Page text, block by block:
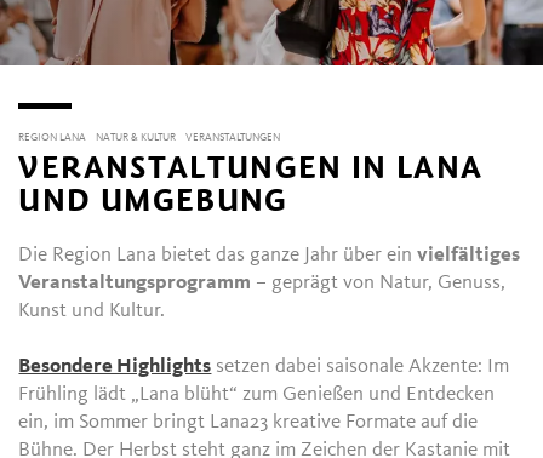
REGION LANA NATUR & KULTUR VERANSTALTUNGEN
VERANSTALTUNGEN IN LANA
UND UMGEBUNG
Die Region Lana bietet das ganze Jahr über einvielfältiges
Veranstaltungsprogramm – geprägt von Natur, Genuss,
Kunst und Kultur.
Besondere Highlights setzen dabei saisonale Akzente: Im
Frühling lädt „Lana blüht“ zum Genießen und Entdecken
ein, im Sommer bringt Lana23 kreative Formate auf die
Bühne. Der Herbst steht ganz im Zeichen der Kastanie mit